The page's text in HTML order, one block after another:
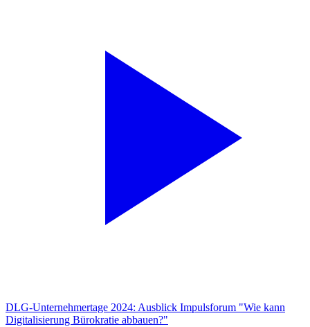
DLG-Unternehmertage 2024: Ausblick Impulsforum "Wie kann
Digitalisierung Bürokratie abbauen?"